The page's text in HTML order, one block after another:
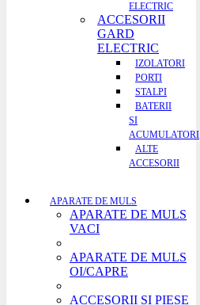
ELECTRIC
ACCESORII
GARD
ELECTRIC
IZOLATORI
PORTI
STALPI
BATERII
SI
ACUMULATORI
ALTE
ACCESORII
APARATE DE MULS
APARATE DE MULS
VACI
APARATE DE MULS
OI/CAPRE
ACCESORII SI PIESE